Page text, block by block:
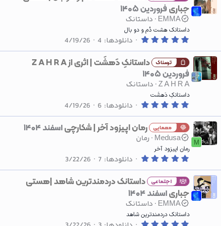
ت
ا
ر
ه
جباریفروردین ۱۴۰۵
EMMA داستانک
داستانک هشت دُم و دو بال
0
0
0
س
ا
ر
دانلودها 4
4/19/26
ترسناک داستانکِ دَهشَت | اثری از ‌Z A H R A
فروردین ۱۴۰۵
Z A H R A داستانک
داستانکِ دَهشَت
0
0
0
س
ت
ا
دانلودها 6
4/19/26
M
معمایی رمان اپیزود آخر | شکارچیاسفند ۱۴۰۴
Medusa رمان
رمان اپیزود آخر
0
0
0
س
ت
ا
ر
ه
دانلودها 7
3/22/26
اجتماعی
داستانک دردمندترین شاهد |هستی
جباریاسفند ۱۴۰۴
EMMA داستانک
داستانک دردمندترین شاهد
0